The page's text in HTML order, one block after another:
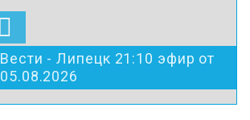
Вести - Липецк 21:10 эфир от
05.08.2026